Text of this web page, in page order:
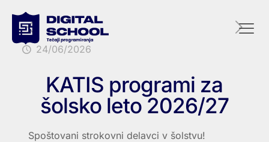
24/06/2026
KATIS programi za
šolsko leto 2026/27
Spoštovani strokovni delavci v šolstvu!